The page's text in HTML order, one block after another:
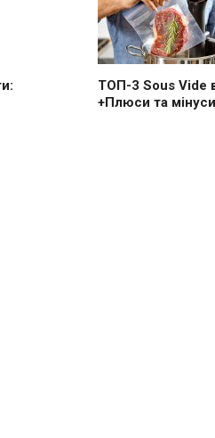
ТОП-3 Sous Vide
+Плюси та мінуси